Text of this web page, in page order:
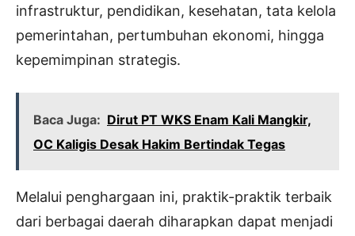
infrastruktur, pendidikan, kesehatan, tata kelola
pemerintahan, pertumbuhan ekonomi, hingga
kepemimpinan strategis.
Baca Juga: Dirut PT WKS Enam Kali Mangkir,
OC Kaligis Desak Hakim Bertindak Tegas
Melalui penghargaan ini, praktik-praktik terbaik
dari berbagai daerah diharapkan dapat menjadi